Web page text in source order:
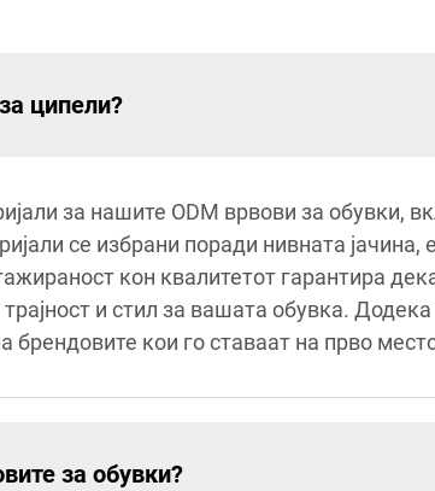
ципели?
за нашите ODM врвови за обувки,
се избрани поради нивната јачина,
кон квалитетот гарантира
трајност и стил за вашата обувка.
кои го ставаат на прво
за обувки?